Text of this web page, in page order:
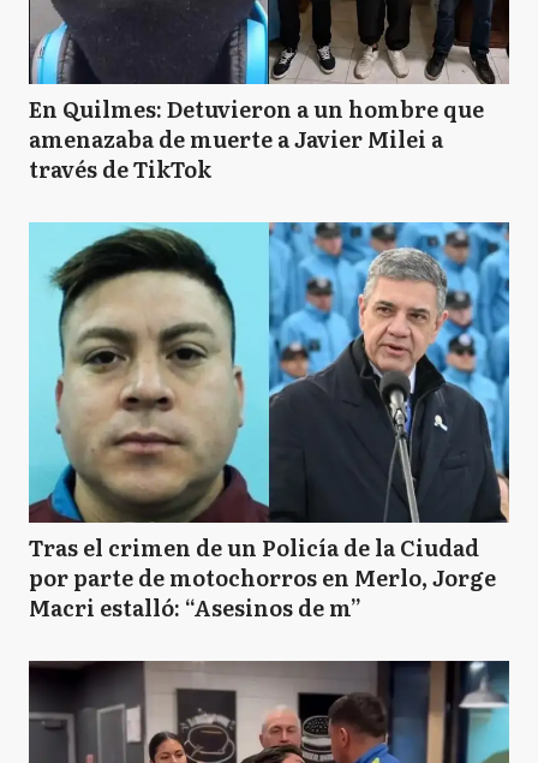
En Quilmes: Detuvieron a un hombre que
amenazaba de muerte a Javier Milei a
través de TikTok
Tras el crimen de un Policía de la Ciudad
por parte de motochorros en Merlo, Jorge
Macri estalló: “Asesinos de m”